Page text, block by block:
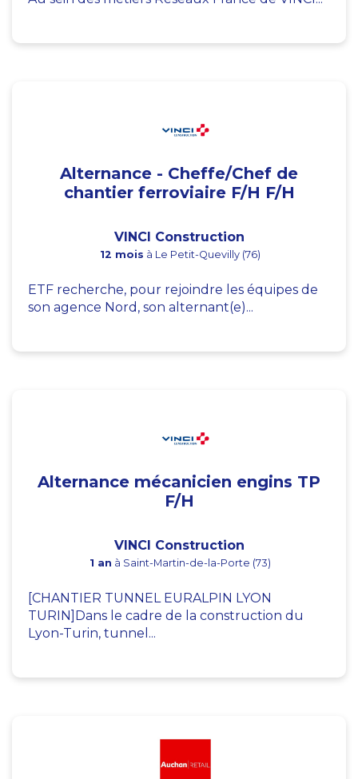
Alternance - Cheffe/Chef de
chantier ferroviaire F/H F/H
VINCI Construction
12 mois à Le Petit-Quevilly (76)
ETF recherche, pour rejoindre les équipes de
son agence Nord, son alternant(e)...
Alternance mécanicien engins TP
F/H
VINCI Construction
1 an à Saint-Martin-de-la-Porte (73)
[CHANTIER TUNNEL EURALPIN LYON
TURIN]Dans le cadre de la construction du
Lyon-Turin, tunnel...